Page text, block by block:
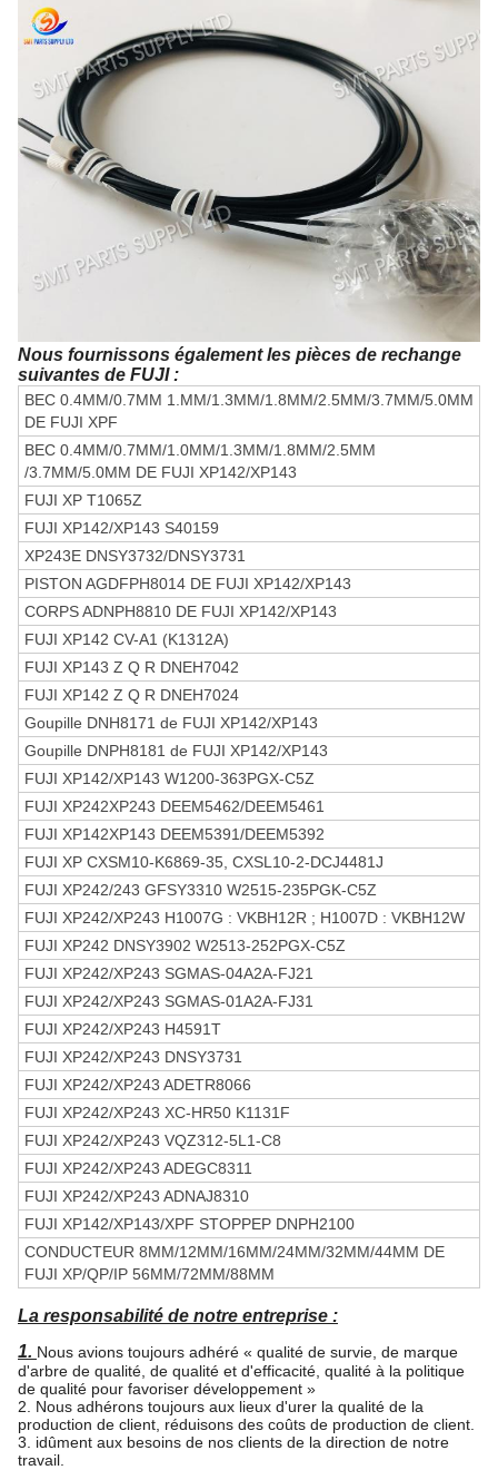
Nous fournissons également les pièces de rechange
suivantes de FUJI :
BEC 0.4MM/0.7MM 1.MM/1.3MM/1.8MM/2.5MM/3.7MM/5.0MM
DE FUJI XPF
BEC 0.4MM/0.7MM/1.0MM/1.3MM/1.8MM/2.5MM
/3.7MM/5.0MM DE FUJI XP142/XP143
FUJI XP T1065Z
FUJI XP142/XP143 S40159
XP243E DNSY3732/DNSY3731
PISTON AGDFPH8014 DE FUJI XP142/XP143
CORPS ADNPH8810 DE FUJI XP142/XP143
FUJI XP142 CV-A1 (K1312A)
FUJI XP143 Z Q R DNEH7042
FUJI XP142 Z Q R DNEH7024
Goupille DNH8171 de FUJI XP142/XP143
Goupille DNPH8181 de FUJI XP142/XP143
FUJI XP142/XP143 W1200-363PGX-C5Z
FUJI XP242XP243 DEEM5462/DEEM5461
FUJI XP142XP143 DEEM5391/DEEM5392
FUJI XP CXSM10-K6869-35, CXSL10-2-DCJ4481J
FUJI XP242/243 GFSY3310 W2515-235PGK-C5Z
FUJI XP242/XP243 H1007G : VKBH12R ; H1007D : VKBH12W
FUJI XP242 DNSY3902 W2513-252PGX-C5Z
FUJI XP242/XP243 SGMAS-04A2A-FJ21
FUJI XP242/XP243 SGMAS-01A2A-FJ31
FUJI XP242/XP243 H4591T
FUJI XP242/XP243 DNSY3731
FUJI XP242/XP243 ADETR8066
FUJI XP242/XP243 XC-HR50 K1131F
FUJI XP242/XP243 VQZ312-5L1-C8
FUJI XP242/XP243 ADEGC8311
FUJI XP242/XP243 ADNAJ8310
FUJI XP142/XP143/XPF STOPPEP DNPH2100
CONDUCTEUR 8MM/12MM/16MM/24MM/32MM/44MM DE
FUJI XP/QP/IP 56MM/72MM/88MM
La responsabilité de notre entreprise :
1. Nous avions toujours adhéré « qualité de survie, de marque
d'arbre de qualité, de qualité et d'efficacité, qualité à la politique
de qualité pour favoriser développement »
2. Nous adhérons toujours aux lieux d'urer la qualité de la
production de client, réduisons des coûts de production de client.
3. idûment aux besoins de nos clients de la direction de notre
travail.